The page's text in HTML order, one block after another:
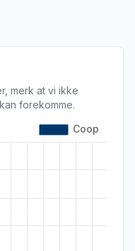
merk at vi ikke
forekomme.